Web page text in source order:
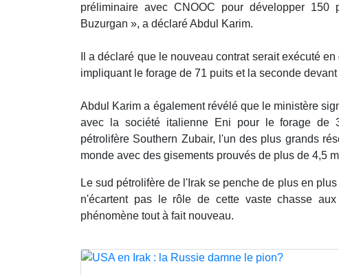
préliminaire avec CNOOC pour développer
Buzurgan », a déclaré Abdul Karim.
Il a déclaré que le nouveau contrat serait exécuté
impliquant le forage de 71 puits et la seconde
Abdul Karim a également révélé que le ministère
avec la société italienne Eni pour le forage de
pétrolifère Southern Zubair, l'un des plus grands
monde avec des gisements prouvés de plus de 4,5
Le sud pétrolifère de l'Irak se penche de plus en
n'écartent pas le rôle de cette vaste chasse
phénomène tout à fait nouveau.